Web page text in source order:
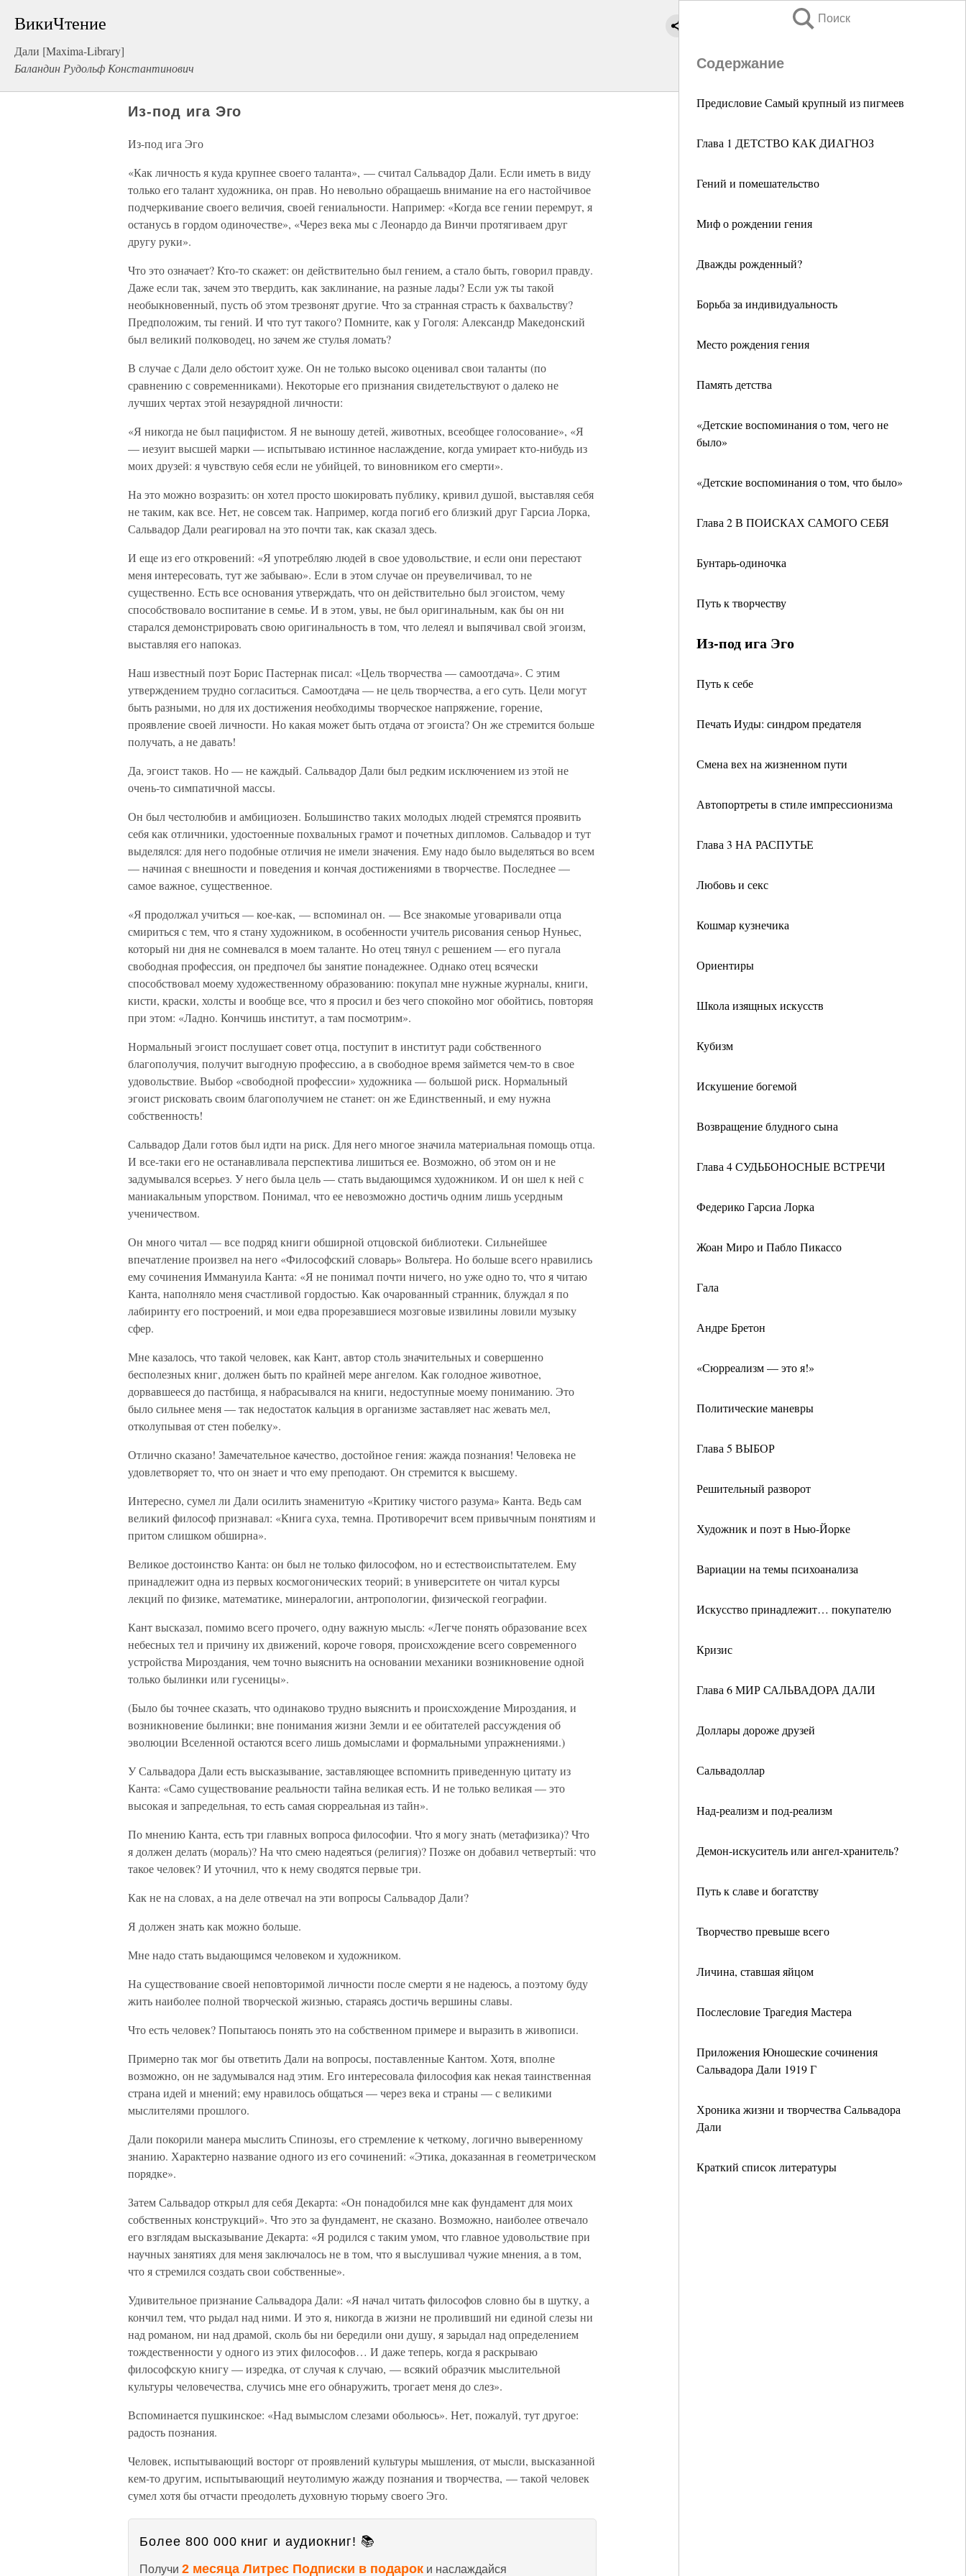
ВикиЧтение
Дали [Maxima-Library]
Баландин Рудольф Константинович
Поиск
Содержание
Предисловие Самый крупный из пигмеев
Глава 1 ДЕТСТВО КАК ДИАГНОЗ
Гений и помешательство
Миф о рождении гения
Дважды рожденный?
Борьба за индивидуальность
Место рождения гения
Память детства
«Детские воспоминания о том, чего не
было»
«Детские воспоминания о том, что было»
Глава 2 В ПОИСКАХ САМОГО СЕБЯ
Бунтарь-одиночка
Путь к творчеству
Из-под ига Эго
Путь к себе
Печать Иуды: синдром предателя
Смена вех на жизненном пути
Автопортреты в стиле импрессионизма
Глава 3 НА РАСПУТЬЕ
Любовь и секс
Кошмар кузнечика
Ориентиры
Школа изящных искусств
Кубизм
Искушение богемой
Возвращение блудного сына
Глава 4 СУДЬБОНОСНЫЕ ВСТРЕЧИ
Федерико Гарсиа Лорка
Жоан Миро и Пабло Пикассо
Гала
Андре Бретон
«Сюрреализм — это я!»
Политические маневры
Глава 5 ВЫБОР
Решительный разворот
Художник и поэт в Нью-Йорке
Вариации на темы психоанализа
Искусство принадлежит… покупателю
Кризис
Глава 6 МИР САЛЬВАДОРА ДАЛИ
Доллары дороже друзей
Сальвадоллар
Над-реализм и под-реализм
Демон-искуситель или ангел-хранитель?
Путь к славе и богатству
Творчество превыше всего
Личина, ставшая яйцом
Послесловие Трагедия Мастера
Приложения Юношеские сочинения
Сальвадора Дали 1919 Г
Хроника жизни и творчества Сальвадора
Дали
Краткий список литературы
Из-под ига Эго
Из-под ига Эго
«Как личность я куда крупнее своего таланта», — считал Сальвадор Дали. Если иметь в виду
только его талант художника, он прав. Но невольно обращаешь внимание на его настойчивое
подчеркивание своего величия, своей гениальности. Например: «Когда все гении перемрут, я
останусь в гордом одиночестве», «Через века мы с Леонардо да Винчи протягиваем друг
другу руки».
Что это означает? Кто-то скажет: он действительно был гением, а стало быть, говорил правду.
Даже если так, зачем это твердить, как заклинание, на разные лады? Если уж ты такой
необыкновенный, пусть об этом трезвонят другие. Что за странная страсть к бахвальству?
Предположим, ты гений. И что тут такого? Помните, как у Гоголя: Александр Македонский
был великий полководец, но зачем же стулья ломать?
В случае с Дали дело обстоит хуже. Он не только высоко оценивал свои таланты (по
сравнению с современниками). Некоторые его признания свидетельствуют о далеко не
лучших чертах этой незаурядной личности:
«Я никогда не был пацифистом. Я не выношу детей, животных, всеобщее голосование», «Я
— иезуит высшей марки — испытываю истинное наслаждение, когда умирает кто-нибудь из
моих друзей: я чувствую себя если не убийцей, то виновником его смерти».
На это можно возразить: он хотел просто шокировать публику, кривил душой, выставляя себя
не таким, как все. Нет, не совсем так. Например, когда погиб его близкий друг Гарсиа Лорка,
Сальвадор Дали реагировал на это почти так, как сказал здесь.
И еще из его откровений: «Я употребляю людей в свое удовольствие, и если они перестают
меня интересовать, тут же забываю». Если в этом случае он преувеличивал, то не
существенно. Есть все основания утверждать, что он действительно был эгоистом, чему
способствовало воспитание в семье. И в этом, увы, не был оригинальным, как бы он ни
старался демонстрировать свою оригинальность в том, что лелеял и выпячивал свой эгоизм,
выставляя его напоказ.
Наш известный поэт Борис Пастернак писал: «Цель творчества — самоотдача». С этим
утверждением трудно согласиться. Самоотдача — не цель творчества, а его суть. Цели могут
быть разными, но для их достижения необходимы творческое напряжение, горение,
проявление своей личности. Но какая может быть отдача от эгоиста? Он же стремится больше
получать, а не давать!
Да, эгоист таков. Но — не каждый. Сальвадор Дали был редким исключением из этой не
очень-то симпатичной массы.
Он был честолюбив и амбициозен. Большинство таких молодых людей стремятся проявить
себя как отличники, удостоенные похвальных грамот и почетных дипломов. Сальвадор и тут
выделялся: для него подобные отличия не имели значения. Ему надо было выделяться во всем
— начиная с внешности и поведения и кончая достижениями в творчестве. Последнее —
самое важное, существенное.
«Я продолжал учиться — кое-как, — вспоминал он. — Все знакомые уговаривали отца
смириться с тем, что я стану художником, в особенности учитель рисования сеньор Нуньес,
который ни дня не сомневался в моем таланте. Но отец тянул с решением — его пугала
свободная профессия, он предпочел бы занятие понадежнее. Однако отец всячески
способствовал моему художественному образованию: покупал мне нужные журналы, книги,
кисти, краски, холсты и вообще все, что я просил и без чего спокойно мог обойтись, повторяя
при этом: «Ладно. Кончишь институт, а там посмотрим».
Нормальный эгоист послушает совет отца, поступит в институт ради собственного
благополучия, получит выгодную профессию, а в свободное время займется чем-то в свое
удовольствие. Выбор «свободной профессии» художника — большой риск. Нормальный
эгоист рисковать своим благополучием не станет: он же Единственный, и ему нужна
собственность!
Сальвадор Дали готов был идти на риск. Для него многое значила материальная помощь отца.
И все-таки его не останавливала перспектива лишиться ее. Возможно, об этом он и не
задумывался всерьез. У него была цель — стать выдающимся художником. И он шел к ней с
маниакальным упорством. Понимал, что ее невозможно достичь одним лишь усердным
ученичеством.
Он много читал — все подряд книги обширной отцовской библиотеки. Сильнейшее
впечатление произвел на него «Философский словарь» Вольтера. Но больше всего нравились
ему сочинения Иммануила Канта: «Я не понимал почти ничего, но уже одно то, что я читаю
Канта, наполняло меня счастливой гордостью. Как очарованный странник, блуждал я по
лабиринту его построений, и мои едва прорезавшиеся мозговые извилины ловили музыку
сфер.
Мне казалось, что такой человек, как Кант, автор столь значительных и совершенно
бесполезных книг, должен быть по крайней мере ангелом. Как голодное животное,
дорвавшееся до пастбища, я набрасывался на книги, недоступные моему пониманию. Это
было сильнее меня — так недостаток кальция в организме заставляет нас жевать мел,
отколупывая от стен побелку».
Отлично сказано! Замечательное качество, достойное гения: жажда познания! Человека не
удовлетворяет то, что он знает и что ему преподают. Он стремится к высшему.
Интересно, сумел ли Дали осилить знаменитую «Критику чистого разума» Канта. Ведь сам
великий философ признавал: «Книга суха, темна. Противоречит всем привычным понятиям и
притом слишком обширна».
Великое достоинство Канта: он был не только философом, но и естествоиспытателем. Ему
принадлежит одна из первых космогонических теорий; в университете он читал курсы
лекций по физике, математике, минералогии, антропологии, физической географии.
Кант высказал, помимо всего прочего, одну важную мысль: «Легче понять образование всех
небесных тел и причину их движений, короче говоря, происхождение всего современного
устройства Мироздания, чем точно выяснить на основании механики возникновение одной
только былинки или гусеницы».
(Было бы точнее сказать, что одинаково трудно выяснить и происхождение Мироздания, и
возникновение былинки; вне понимания жизни Земли и ее обитателей рассуждения об
эволюции Вселенной остаются всего лишь домыслами и формальными упражнениями.)
У Сальвадора Дали есть высказывание, заставляющее вспомнить приведенную цитату из
Канта: «Само существование реальности тайна великая есть. И не только великая — это
высокая и запредельная, то есть самая сюрреальная из тайн».
По мнению Канта, есть три главных вопроса философии. Что я могу знать (метафизика)? Что
я должен делать (мораль)? На что смею надеяться (религия)? Позже он добавил четвертый: что
такое человек? И уточнил, что к нему сводятся первые три.
Как не на словах, а на деле отвечал на эти вопросы Сальвадор Дали?
Я должен знать как можно больше.
Мне надо стать выдающимся человеком и художником.
На существование своей неповторимой личности после смерти я не надеюсь, а поэтому буду
жить наиболее полной творческой жизнью, стараясь достичь вершины славы.
Что есть человек? Попытаюсь понять это на собственном примере и выразить в живописи.
Примерно так мог бы ответить Дали на вопросы, поставленные Кантом. Хотя, вполне
возможно, он не задумывался над этим. Его интересовала философия как некая таинственная
страна идей и мнений; ему нравилось общаться — через века и страны — с великими
мыслителями прошлого.
Дали покорили манера мыслить Спинозы, его стремление к четкому, логично выверенному
знанию. Характерно название одного из его сочинений: «Этика, доказанная в геометрическом
порядке».
Затем Сальвадор открыл для себя Декарта: «Он понадобился мне как фундамент для моих
собственных конструкций». Что это за фундамент, не сказано. Возможно, наиболее отвечало
его взглядам высказывание Декарта: «Я родился с таким умом, что главное удовольствие при
научных занятиях для меня заключалось не в том, что я выслушивал чужие мнения, а в том,
что я стремился создать свои собственные».
Удивительное признание Сальвадора Дали: «Я начал читать философов словно бы в шутку, а
кончил тем, что рыдал над ними. И это я, никогда в жизни не проливший ни единой слезы ни
над романом, ни над драмой, сколь бы ни бередили они душу, я зарыдал над определением
тождественности у одного из этих философов… И даже теперь, когда я раскрываю
философскую книгу — изредка, от случая к случаю, — всякий образчик мыслительной
культуры человечества, случись мне его обнаружить, трогает меня до слез».
Вспоминается пушкинское: «Над вымыслом слезами обольюсь». Нет, пожалуй, тут другое:
радость познания.
Человек, испытывающий восторг от проявлений культуры мышления, от мысли, высказанной
кем-то другим, испытывающий неутолимую жажду познания и творчества, — такой человек
сумел хотя бы отчасти преодолеть духовную тюрьму своего Эго.
Более 800 000 книг и аудиокниг! 📚
Получи 2 месяца Литрес Подписки в подарок и наслаждайся